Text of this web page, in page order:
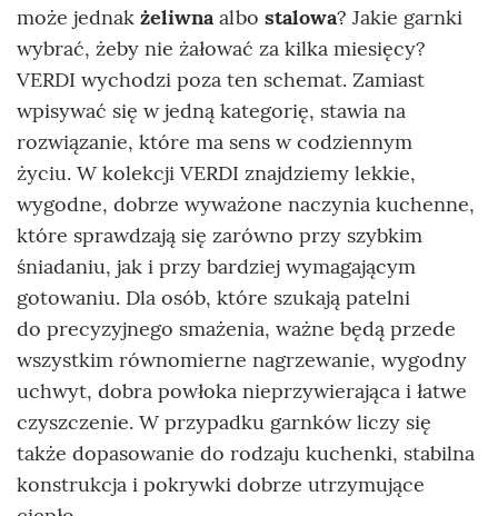
może jednak żeliwnaalbo stalowa? Jakie garnki
wybrać, żeby nie żałować za kilka miesięcy?
VERDI wychodzi poza ten schemat. Zamiast
wpisywać się w jedną kategorię, stawia na
rozwiązanie, które ma sens w codziennym
życiu. W kolekcji VERDI znajdziemy lekkie,
wygodne, dobrze wyważone naczynia kuchenne,
które sprawdzają się zarówno przy szybkim
śniadaniu, jak i przy bardziej wymagającym
gotowaniu. Dla osób, które szukają patelni
do precyzyjnego smażenia, ważne będą przede
wszystkim równomierne nagrzewanie, wygodny
uchwyt, dobra powłoka nieprzywierająca i łatwe
czyszczenie. W przypadku garnków liczy się
także dopasowanie do rodzaju kuchenki, stabilna
konstrukcja i pokrywki dobrze utrzymujące